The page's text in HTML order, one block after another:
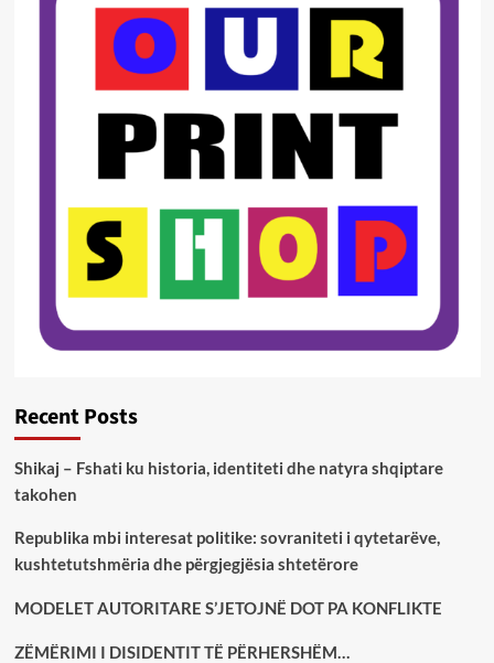
Recent Posts
Shikaj – Fshati ku historia, identiteti dhe natyra shqiptare
takohen
Republika mbi interesat politike: sovraniteti i qytetarëve,
kushtetutshmëria dhe përgjegjësia shtetërore
MODELET AUTORITARE S’JETOJNË DOT PA KONFLIKTE
ZËMËRIMI I DISIDENTIT TË PËRHERSHËM…